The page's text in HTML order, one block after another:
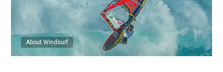
About Windsurf